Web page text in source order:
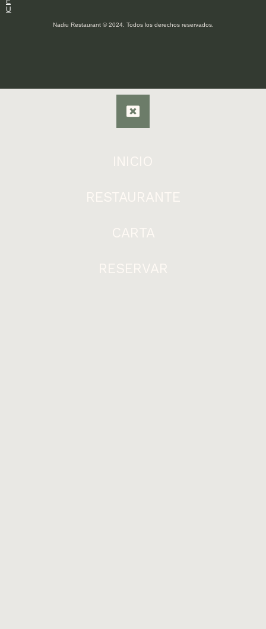
Nadiu Restaurant © 2024. Todos los derechos reservados.
U